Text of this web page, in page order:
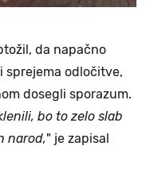
da napačno
sprejema odločitve,
dosegli sporazum.
bo to zelo slab
narod," je zapisal